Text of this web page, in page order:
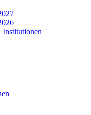
Institutionen